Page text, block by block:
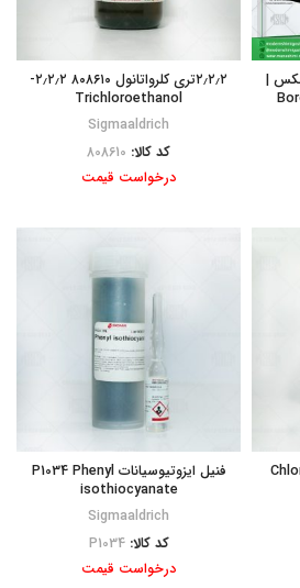
|
۲٫۲٫۲تری کلرواتانول ۸۰۸۶۱۰ ۲٫۲٫۲-
Trichloroethanol
Sigmaaldrich
کد کالا: 808610
درخواست قیمت
فنیل ایزوتیوسیانات P1034 Phenyl
isothiocyanate
Sigmaaldrich
کد کالا:P1034
درخواست قیمت